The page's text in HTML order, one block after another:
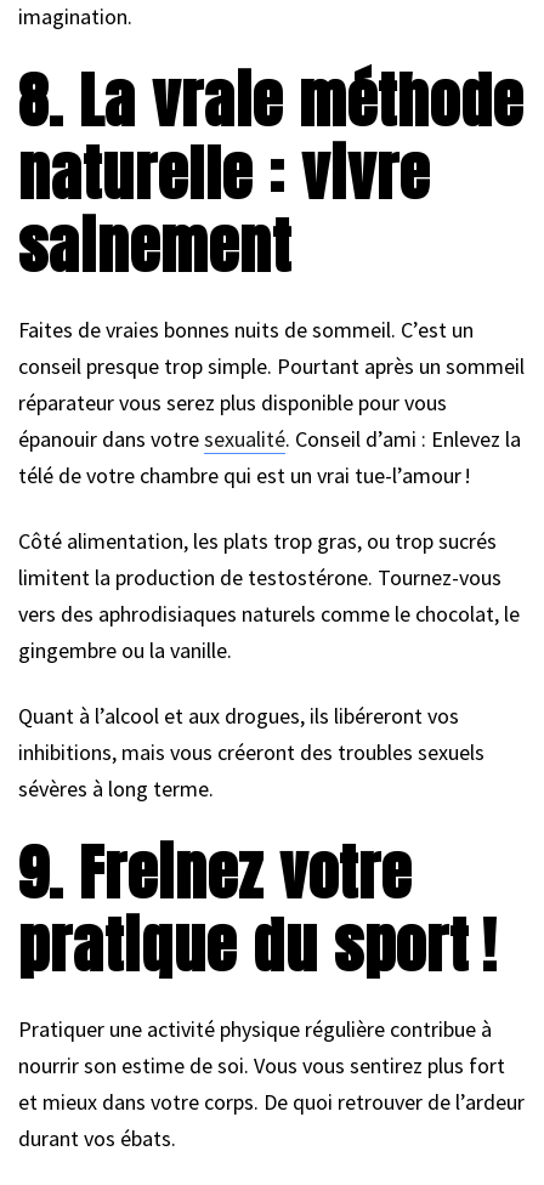
imagination.
8. La vraie méthode
naturelle : vivre
sainement
Faites de vraies bonnes nuits de sommeil. C’est un
conseil presque trop simple. Pourtant après un sommeil
réparateur vous serez plus disponible pour vous
épanouir dans votresexualité. Conseil d’ami : Enlevez la
télé de votre chambre qui est un vrai tue-l’amour !
Côté alimentation, les plats trop gras, ou trop sucrés
limitent la production de testostérone. Tournez-vous
vers des aphrodisiaques naturels comme le chocolat, le
gingembre ou la vanille.
Quant à l’alcool et aux drogues, ils libéreront vos
inhibitions, mais vous créeront des troubles sexuels
sévères à long terme.
9. Freinez votre
pratique du sport !
Pratiquer une activité physique régulière contribue à
nourrir son estime de soi. Vous vous sentirez plus fort
et mieux dans votre corps. De quoi retrouver de l’ardeur
durant vos ébats.